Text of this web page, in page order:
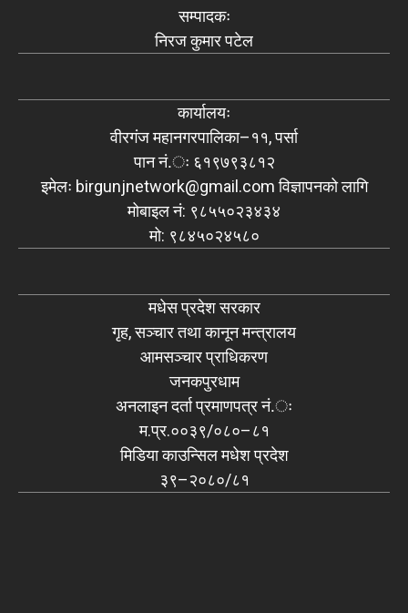
सम्पादकः
निरज कुमार पटेल
कार्यालयः
वीरगंज महानगरपालिका–११, पर्सा
पान नं.ः ६१९७९३८१२
इमेलः birgunjnetwork@gmail.comविज्ञापनको लागि
मोबाइल नं: ९८५५०२३४३४
मो: ९८४५०२४५८०
मधेस प्रदेश सरकार
गृह, सञ्चार तथा कानून मन्त्रालय
आमसञ्चार प्राधिकरण
जनकपुरधाम
अनलाइन दर्ता प्रमाणपत्र नं.ः
म.प्र.००३९/०८०–८१
मिडिया काउन्सिल मधेश प्रदेश
३९–२०८०/८१